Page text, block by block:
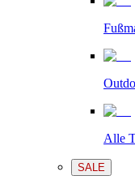
Alle
SALE